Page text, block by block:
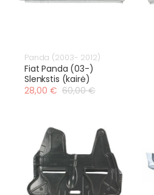
Panda (2003- 2012)
Fiat Panda (03-)
Slenkstis (kairė)
28,00 € 60,00 €